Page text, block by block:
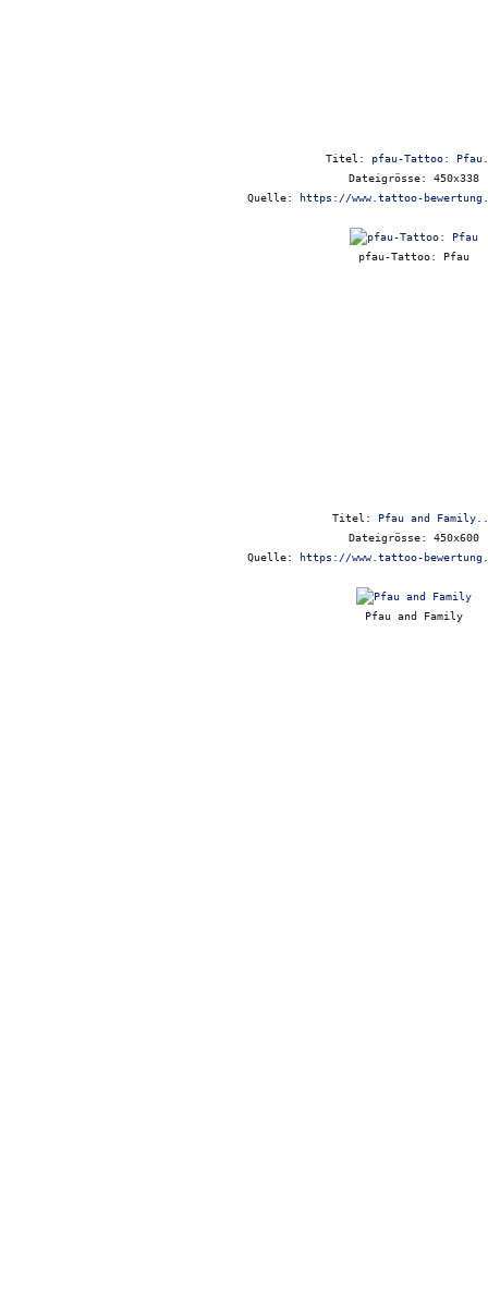
Titel: pfau-Tattoo:
Dateigrösse: 450x338
Quelle: https://www.tattoo-
pfau-Tattoo: Pfau
Titel: Pfau and
Dateigrösse: 450x600
Quelle: https://www.tattoo-
Pfau and Family